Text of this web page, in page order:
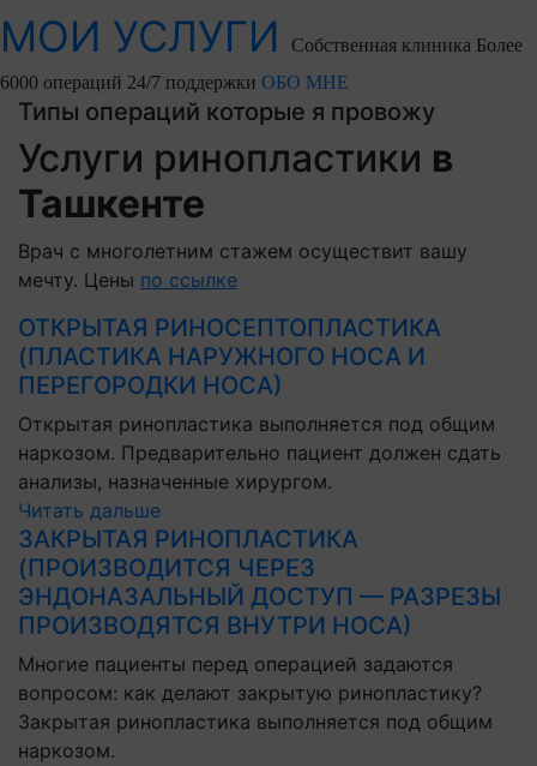
МОИ УСЛУГИ
Собственная клиника Более
6000 операций 24/7 поддержки ОБО МНЕ
Типы операций которые я провожу
Услуги ринопластики в
Ташкенте
Врач с многолетним стажем осуществит вашу
мечту. Цены по ссылке
ОТКРЫТАЯ РИНОСЕПТОПЛАСТИКА
(ПЛАСТИКА НАРУЖНОГО НОСА И
ПЕРЕГОРОДКИ НОСА)
Открытая ринопластика выполняется под общим
наркозом. Предварительно пациент должен сдать
анализы, назначенные хирургом.
Читать дальше
ЗАКРЫТАЯ РИНОПЛАСТИКА
(ПРОИЗВОДИТСЯ ЧЕРЕЗ
ЭНДОНАЗАЛЬНЫЙ ДОСТУП — РАЗРЕЗЫ
ПРОИЗВОДЯТСЯ ВНУТРИ НОСА)
Многие пациенты перед операцией задаются
вопросом: как делают закрытую ринопластику?
Закрытая ринопластика выполняется под общим
наркозом.